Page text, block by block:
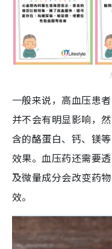
一般来说，高血压患
并不会有明显影响，
含的酪蛋白、钙、镁
效果。血压药还需要
及微量成分会改变药
效。